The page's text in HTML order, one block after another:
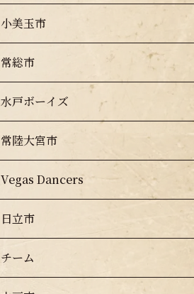
小美玉市
常総市
水戸ボーイズ
常陸大宮市
Vegas Dancers
日立市
チーム